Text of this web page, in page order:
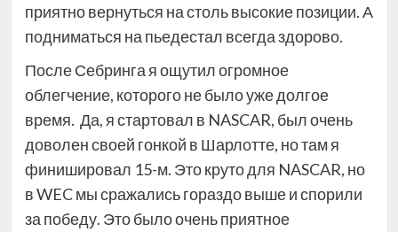
приятно вернуться на столь высокие позиции. А
подниматься на пьедестал всегда здорово.
После Себринга я ощутил огромное
облегчение, которого не было уже долгое
время. Да, я стартовал в NASCAR, был очень
доволен своей гонкой в Шарлотте, но там я
финишировал 15-м. Это круто для NASCAR, но
в WEC мы сражались гораздо выше и спорили
за победу. Это было очень приятное